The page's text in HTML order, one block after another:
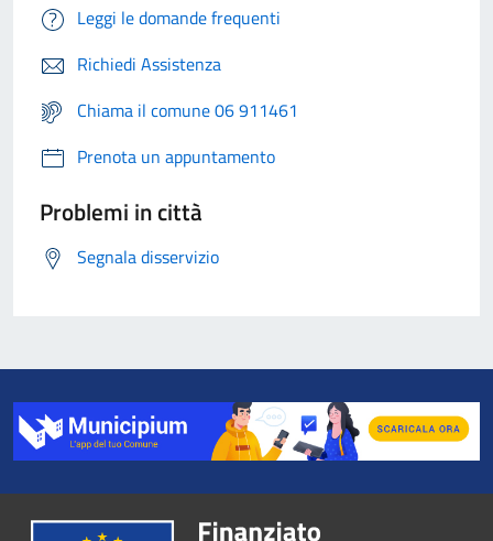
Leggi le domande frequenti
Richiedi Assistenza
Chiama il comune 06 911461
Prenota un appuntamento
Problemi in città
Segnala disservizio